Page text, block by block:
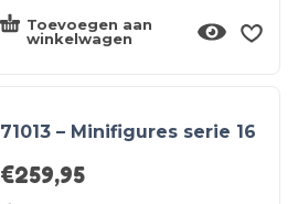
Toevoegen aan
winkelwagen
71013 – Minifigures serie 16
€259,95